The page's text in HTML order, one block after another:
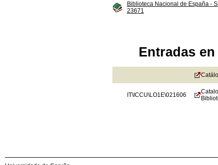
Biblioteca Nacional de España -
23671
Entradas
IT\ICCU\LO1E\021606